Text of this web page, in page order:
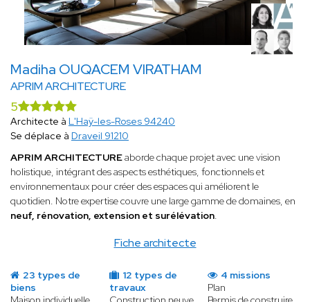
Madiha OUQACEM VIRATHAM
APRIM ARCHITECTURE
Fiche architecte
5
Architecte à L'Haÿ-les-Roses 94240
Se déplace à Draveil 91210
APRIM ARCHITECTUREaborde chaque projet avec une vision
holistique, intégrant des aspects esthétiques, fonctionnels et
environnementaux pour créer des espaces qui améliorent le
quotidien. Notre expertise couvre une large gamme de domaines, en
neuf, rénovation, extension et surélévation.
23 types de
biens
12 types de
travaux
4 missions
Plan